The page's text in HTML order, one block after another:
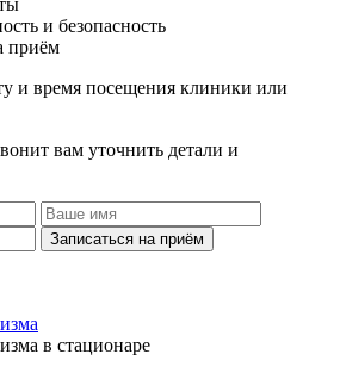
и безопасность
приём
и время посещения клиники или
вам уточнить детали и
Записаться на приём
в стационаре